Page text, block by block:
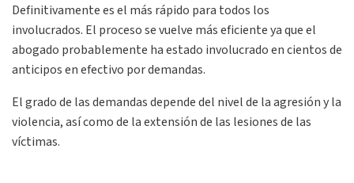
Definitivamente es el más rápido para todos los
involucrados. El proceso se vuelve más eficiente ya que el
abogado probablemente ha estado involucrado en cientos de
anticipos en efectivo por demandas.
El grado de las demandas depende del nivel de la agresión y la
violencia, así como de la extensión de las lesiones de las
víctimas.